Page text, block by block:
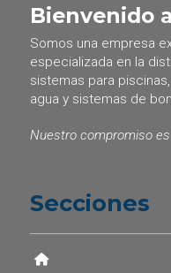
Bienvenido
Somos una empresa
especializada en la
sistemas para
agua y sistemas de
Nuestro compromiso es
Secciones